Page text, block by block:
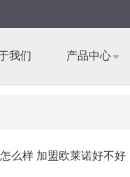
我们 产品中心
么样 加盟欧莱诺好不好